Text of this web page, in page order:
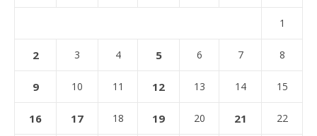
1
2 3 4 5 6 7 8
9 10 11 12 13 14 15
16 17 18 19 20 21 22